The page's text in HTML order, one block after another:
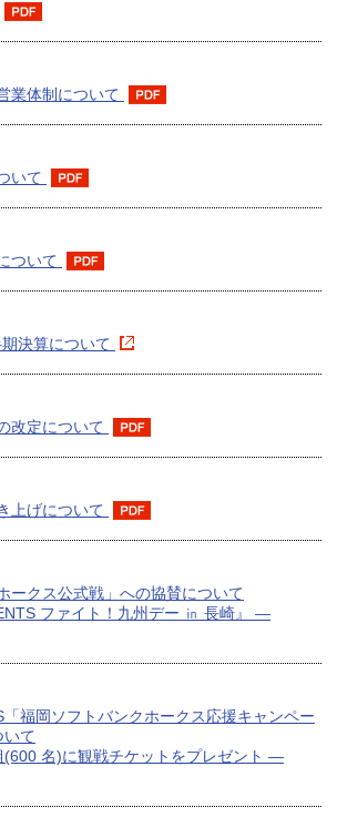
業体制について
いて
ついて
決算について
改定について
上げについて
ークス公式戦」への協賛について
ファイト！九州デー ㏌ 長崎』 ―
福岡ソフトバンクホークス応援キャンペー
いて
名)に観戦チケットをプレゼント ―